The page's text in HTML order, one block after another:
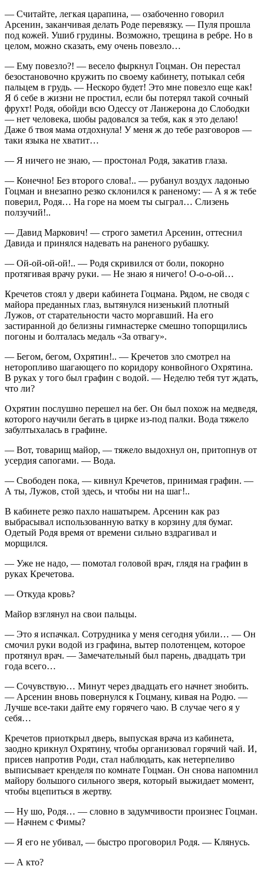
— Считайте, легкая царапина, — озабоченно говорил
Арсенин, заканчивая делать Роде перевязку. — Пуля прошла
под кожей. Ушиб грудины. Возможно, трещина в ребре. Но в
целом, можно сказать, ему очень повезло…
— Ему повезло?! — весело фыркнул Гоцман. Он перестал
безостановочно кружить по своему кабинету, потыкал себя
пальцем в грудь. — Нескоро будет! Это мне повезло еще как!
Я б себе в жизни не простил, если бы потерял такой сочный
фрухт! Родя, обойди всю Одессу от Ланжерона до Слободки
— нет человека, шобы радовался за тебя, как я это делаю!
Даже б твоя мама отдохнула! У меня ж до тебе разговоров —
таки языка не хватит…
— Я ничего не знаю, — простонал Родя, закатив глаза.
— Конечно! Без второго слова!.. — рубанул воздух ладонью
Гоцман и внезапно резко склонился к раненому: — А я ж тебе
поверил, Родя… На горе на моем ты сыграл… Слизень
ползучий!..
— Давид Маркович! — строго заметил Арсенин, оттеснил
Давида и принялся надевать на раненого рубашку.
— Ой-ой-ой-ой!.. — Родя скривился от боли, покорно
протягивая врачу руки. — Не знаю я ничего! О-о-о-ой…
Кречетов стоял у двери кабинета Гоцмана. Рядом, не сводя с
майора преданных глаз, вытянулся низенький плотный
Лужов, от старательности часто моргавший. На его
застиранной до белизны гимнастерке смешно топорщились
погоны и болталась медаль «За отвагу».
— Бегом, бегом, Охрятин!.. — Кречетов зло смотрел на
неторопливо шагающего по коридору конвойного Охрятина.
В руках у того был графин с водой. — Неделю тебя тут ждать,
что ли?
Охрятин послушно перешел на бег. Он был похож на медведя,
которого научили бегать в цирке из-под палки. Вода тяжело
забултыхалась в графине.
— Вот, товарищ майор, — тяжело выдохнул он, притопнув от
усердия сапогами. — Вода.
— Свободен пока, — кивнул Кречетов, принимая графин. —
А ты, Лужов, стой здесь, и чтобы ни на шаг!..
В кабинете резко пахло нашатырем. Арсенин как раз
выбрасывал использованную ватку в корзину для бумаг.
Одетый Родя время от времени сильно вздрагивал и
морщился.
— Уже не надо, — помотал головой врач, глядя на графин в
руках Кречетова.
— Откуда кровь?
Майор взглянул на свои пальцы.
— Это я испачкал. Сотрудника у меня сегодня убили… — Он
смочил руки водой из графина, вытер полотенцем, которое
протянул врач. — Замечательный был парень, двадцать три
года всего…
— Сочувствую… Минут через двадцать его начнет знобить.
— Арсенин вновь повернулся к Гоцману, кивая на Родю. —
Лучше все-таки дайте ему горячего чаю. В случае чего я у
себя…
Кречетов приоткрыл дверь, выпуская врача из кабинета,
заодно крикнул Охрятину, чтобы организовал горячий чай. И,
присев напротив Роди, стал наблюдать, как нетерпеливо
выписывает кренделя по комнате Гоцман. Он снова напомнил
майору большого сильного зверя, который выжидает момент,
чтобы вцепиться в жертву.
— Ну шо, Родя… — словно в задумчивости произнес Гоцман.
— Начнем с Фимы?
— Я его не убивал, — быстро проговорил Родя. — Клянусь.
— А кто?